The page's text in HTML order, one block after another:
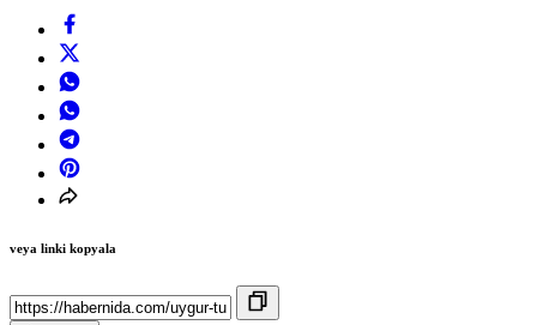
veya linki kopyala